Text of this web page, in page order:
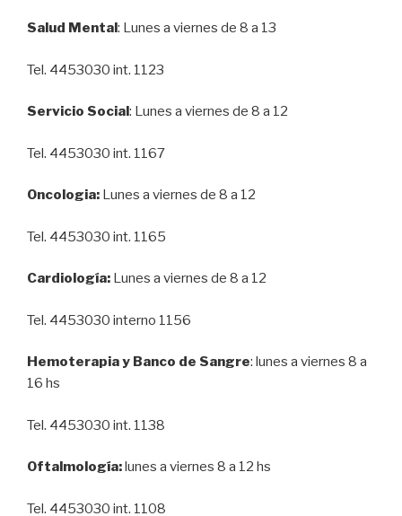
Salud Mental : Lunes a viernes de 8 a 13
Tel. 4453030 int. 1123
Servicio Social : Lunes a viernes de 8 a 12
Tel. 4453030 int. 1167
Oncologia: Lunes a viernes de 8 a 12
Tel. 4453030 int. 1165
Cardiología: Lunes a viernes de 8 a 12
Tel. 4453030 interno 1156
Hemoterapia y Banco de Sangre: lunes a viernes 8 a
16 hs
Tel. 4453030 int. 1138
Oftalmología: lunes a viernes 8 a 12 hs
Tel. 4453030 int. 1108